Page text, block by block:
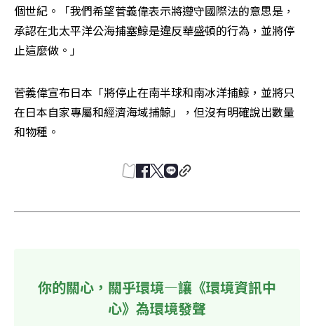
個世紀。「我們希望菅義偉表示將遵守國際法的意思是，
承認在北太平洋公海捕塞鯨是違反華盛頓的行為，並將停
止這麼做。」
菅義偉宣布日本「將停止在南半球和南冰洋捕鯨，並將只
在日本自家專屬和經濟海域捕鯨」，但沒有明確說出數量
和物種。
你的關心，關乎環境—讓《環境資訊中
心》為環境發聲